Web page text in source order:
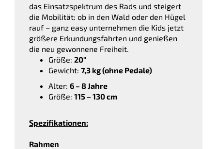
das Einsatzspektrum des Rads und steigert
die Mobilität: ob in den Wald oder den Hügel
rauf – ganz easy unternehmen die Kids jetzt
größere Erkundungsfahrten und genießen
die neu gewonnene Freiheit.
Größe: 20″
Gewicht: 7,3 kg (ohne Pedale)
Alter: 6 – 8 Jahre
Größe: 115 – 130 cm
Spezifikationen:
Rahmen